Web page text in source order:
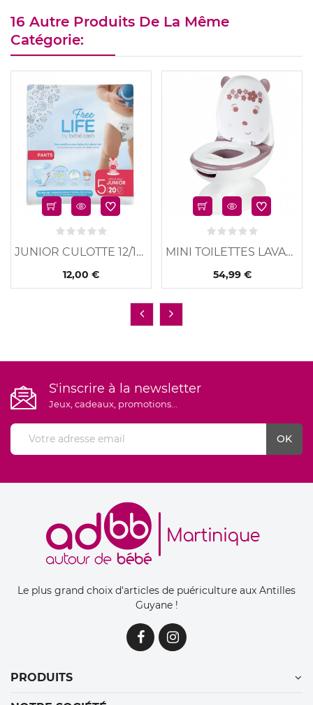
16 Autre Produits De La Même
Catégorie:
JUNIOR CULOTTE 12/18...
12,00 €
Nouveau
MINI TOILETTES LAVANDE
54,99 €
Nouveau
S'inscrire à la newsletter
Jeux, cadeaux, promotions...
Le plus grand choix d'articles de puériculture aux Antilles
Guyane !
PRODUITS